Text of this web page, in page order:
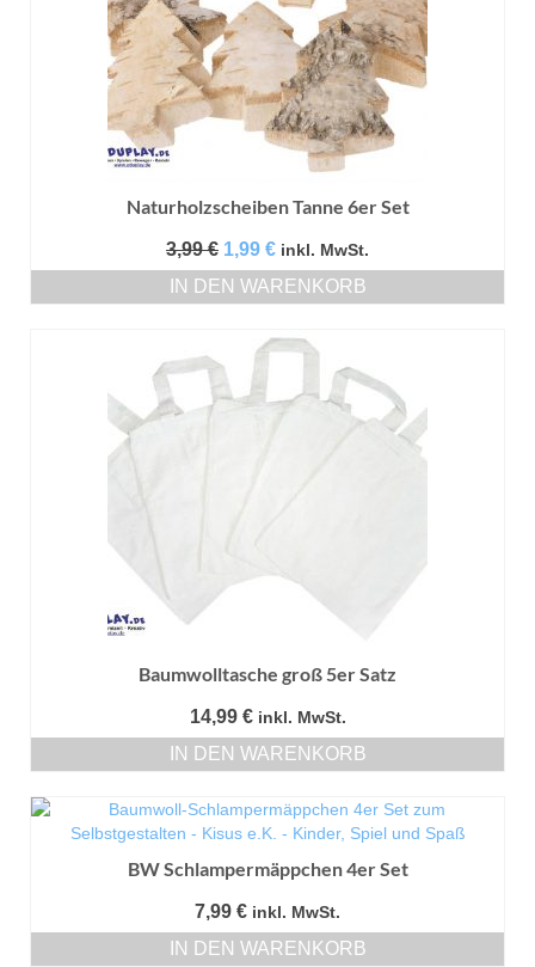
Naturholzscheiben Tanne 6er Set
3,99€ Ursprünglicher
Preis
war:
1,99 €Aktueller
Preis
ist:
inkl. MwSt.
IN DEN WARENKORB
Baumwolltasche groß 5er Satz
14,99 € inkl. MwSt.
IN DEN WARENKORB
BW Schlampermäppchen 4er Set
7,99 € inkl. MwSt.
IN DEN WARENKORB